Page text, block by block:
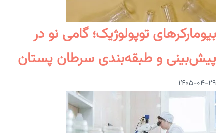
بیومارکرهای توپولوژیک؛ گامی نو در
پیش‌بینی و طبقه‌بندی سرطان پستان
۱۴۰۵-۰۴-۲۹